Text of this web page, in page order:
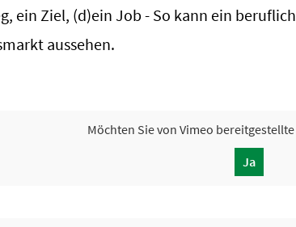
ein Ziel, (d)ein Job - So kann ein
aussehen.
Möchten Sie von Vimeo
Ja